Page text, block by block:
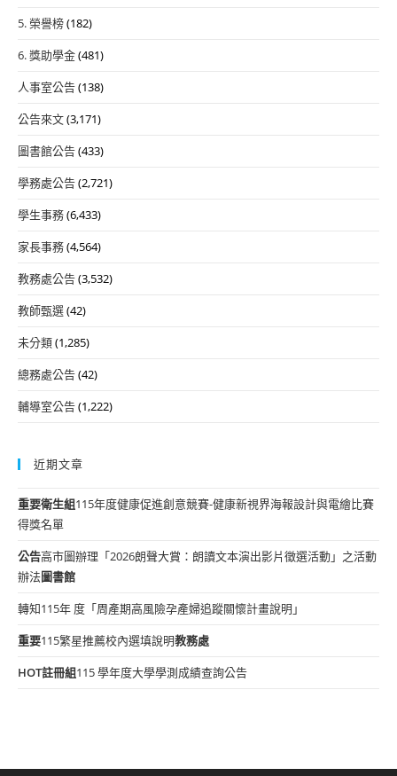
5. 榮譽榜(182)
6. 獎助學金(481)
人事室公告(138)
公告來文(3,171)
圖書館公告(433)
學務處公告(2,721)
學生事務(6,433)
家長事務(4,564)
教務處公告(3,532)
教師甄選(42)
未分類(1,285)
總務處公告(42)
輔導室公告(1,222)
近期文章
重要衛生組115年度健康促進創意競賽-健康新視界海報設計與電繪比賽
得獎名單
公告高市圖辦理「2026朗聲大賞：朗讀文本演出影片徵選活動」之活動
辦法圖書館
轉知115年 度「周產期高風險孕產婦追蹤關懷計畫說明」
重要115繁星推薦校內選填說明教務處
HOT註冊組115 學年度大學學測成績查詢公告